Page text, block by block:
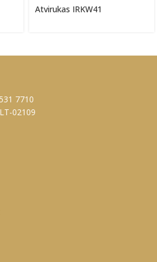
Atvirukas IRKW41
7710
02109